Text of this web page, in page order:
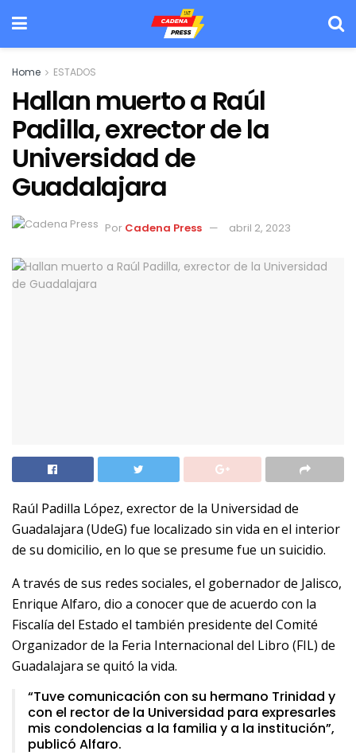
Home ESTADOS
Hallan muerto a Raúl
Padilla, exrector de la
Universidad de
Guadalajara
Por Cadena Press abril 2, 2023
Raúl Padilla López, exrector de la Universidad de
Guadalajara (UdeG) fue localizado sin vida en el interior
de su domicilio, en lo que se presume fue un suicidio.
A través de sus redes sociales, el gobernador de Jalisco,
Enrique Alfaro, dio a conocer que de acuerdo con la
Fiscalía del Estado el también presidente del Comité
Organizador de la Feria Internacional del Libro (FIL) de
Guadalajara se quitó la vida.
“Tuve comunicación con su hermano Trinidad y
con el rector de la Universidad para expresarles
mis condolencias a la familia y a la institución”,
publicó Alfaro.